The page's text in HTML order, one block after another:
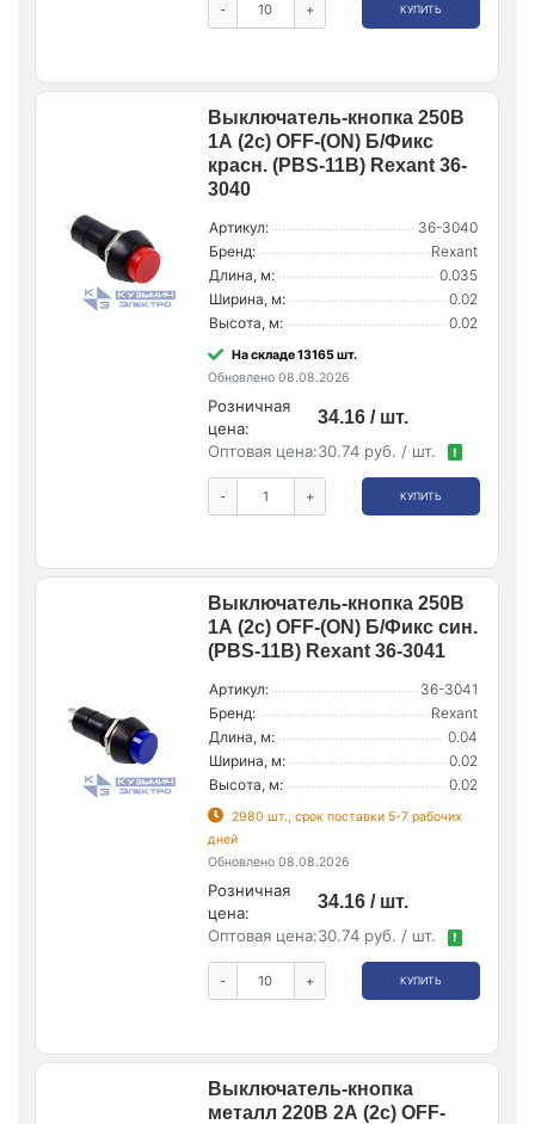
- + КУПИТЬ
Выключатель-кнопка 250В
1А (2с) OFF-(ON) Б/Фикс
красн. (PBS-11В) Rexant 36-
3040
Артикул:
36-3040
Бренд:
Rexant
Длина, м:
0.035
Ширина, м:
0.02
Высота, м:
0.02
На складе 13165 шт.
Обновлено 08.08.2026
Розничная
цена:
34.16 / шт.
Оптовая цена:30.74 руб. / шт. !
- + КУПИТЬ
Выключатель-кнопка 250В
1А (2с) OFF-(ON) Б/Фикс син.
(PBS-11В) Rexant 36-3041
Артикул:
36-3041
Бренд:
Rexant
Длина, м:
0.04
Ширина, м:
0.02
Высота, м:
0.02
2980 шт., срок поставки 5-7 рабочих
дней
Обновлено 08.08.2026
Розничная
цена:
34.16 / шт.
Оптовая цена:30.74 руб. / шт. !
- + КУПИТЬ
Выключатель-кнопка
металл 220В 2А (2с) OFF-